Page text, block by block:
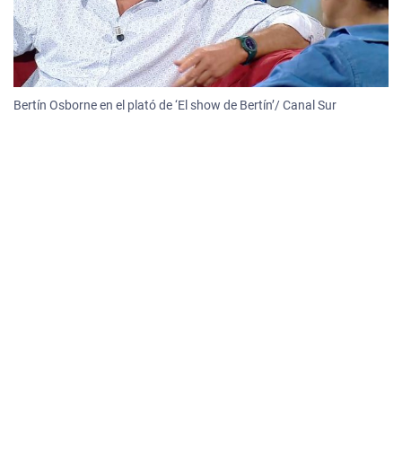
Bertín Osborne en el plató de ‘El show de Bertín’/ Canal Sur